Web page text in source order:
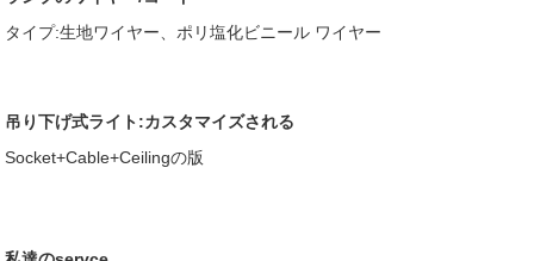
タイプ:生地ワイヤー、ポリ塩化ビニール ワイヤー
吊り下げ式ライト:カスタマイズされる
Socket+Cable+Ceilingの版